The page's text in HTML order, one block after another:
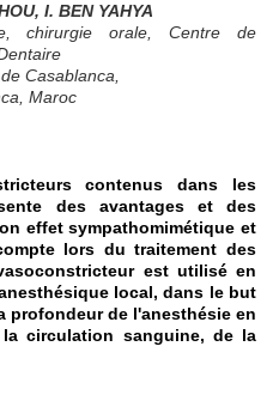
I. BEN YAHYA
chirurgie orale, Centre de
Casablanca,
Maroc
contenus dans les
des avantages et des
effet sympathomimétique et
lors du traitement des
est utilisé en
local, dans le but
profondeur de l'anesthésie en
circulation sanguine, de la